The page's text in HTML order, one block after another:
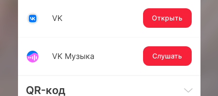
VK Открыть
VK Музыка Слушать
QR-код